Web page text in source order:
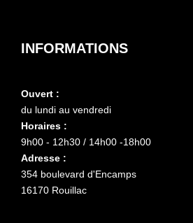
INFORMATIONS
Ouvert :
du lundi au vendredi
Horaires :
9h00 - 12h30 / 14h00 -18h00
Adresse :
354 boulevard d'Encamps
16170 Rouillac